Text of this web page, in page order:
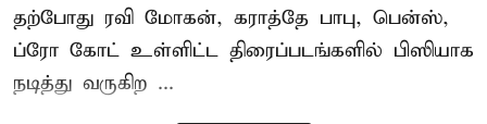
தற்போது ரவி மோகன், கராத்தே பாபு, பென்ஸ்,
ப்ரோ கோட் உள்ளிட்ட திரைப்படங்களில் பிஸியாக
நடித்து வருகிற ...